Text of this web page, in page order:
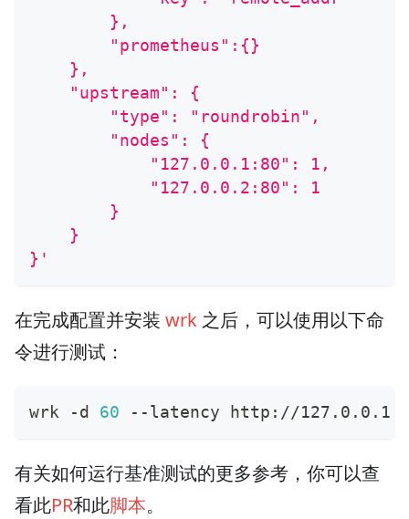
        },
        "prometheus":{}
    },
    "upstream": {
        "type": "roundrobin",
        "nodes": {
            "127.0.0.1:80": 1,
            "127.0.0.2:80": 1
        }
    }
}'
在完成配置并安装 wrk 之后，可以使用以下命
令进行测试：
wrk -d 60 --latency http://
有关如何运行基准测试的更多参考，你可以查
看此PR和此脚本。